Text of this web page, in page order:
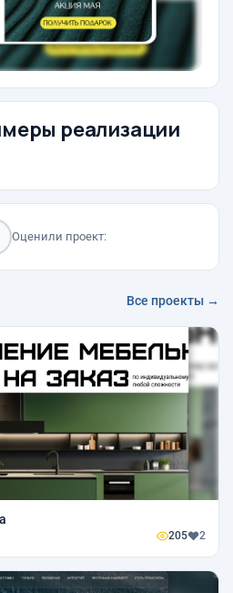
реализации
Оценили проект:
Все проекты →
205 2